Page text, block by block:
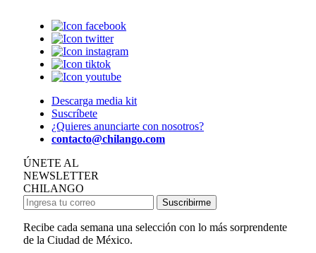
Descarga media kit
Suscríbete
¿Quieres anunciarte con nosotros?
contacto@chilango.com
ÚNETE AL
NEWSLETTER
CHILANGO
Suscribirme
Recibe cada semana una selección con lo más sorprendente
de la Ciudad de México.